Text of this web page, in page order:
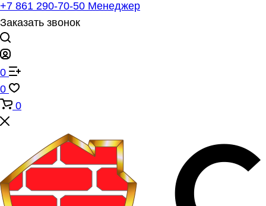
+7 861 290-70-50 Менеджер
Заказать звонок
0
0
0